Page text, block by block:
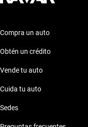
Compra un auto
Obtén un crédito
Vende tu auto
Cuida tu auto
Sedes